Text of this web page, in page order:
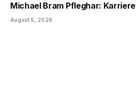
Michael Bram Pfleghar:
August 5, 2026